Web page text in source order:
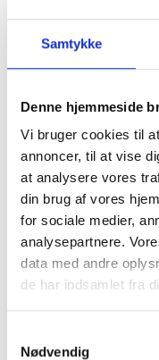
Samtykke
Denne hjemmeside
Vi bruger cookies til
annoncer, til at vise
at analysere vores
din brug af vores
for sociale medier,
analysepartnere.
data med andre
de har indsamlet fra
Nødvendig
pdf / 171 kB
2022-12-07
pdf / 173 kB